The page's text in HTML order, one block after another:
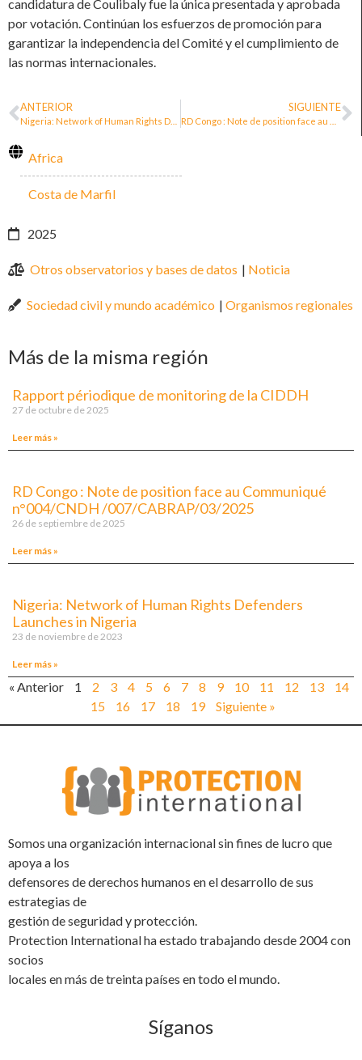
candidatura de Coulibaly fue la única presentada y aprobada
por votación. Continúan los esfuerzos de promoción para
garantizar la independencia del Comité y el cumplimiento de
las normas internacionales.
ANTERIOR SIGUIENTE
Africa
Costa de Marfil
2025
Otros observatorios y bases de datos | Noticia
Sociedad civil y mundo académico | Organismos regionales
Más de la misma región
Rapport périodique de monitoring de la CIDDH
27 de octubre de 2025
Leer más »
RD Congo : Note de position face au Communiqué
n°004/CNDH /007/CABRAP/03/2025
26 de septiembre de 2025
Leer más »
Nigeria: Network of Human Rights Defenders
Launches in Nigeria
23 de noviembre de 2023
Leer más »
« Anterior 1 2 3 4 5 6 7 8 9 10 11 12 13
14
15
16 17 18 19 Siguiente »
Somos una organización internacional sin fines de lucro que
apoya a los
defensores de derechos humanos en el desarrollo de sus
estrategias de
gestión de seguridad y protección.
Protection International ha estado trabajando desde 2004 con
socios
locales en más de treinta países en todo el mundo.
Síganos